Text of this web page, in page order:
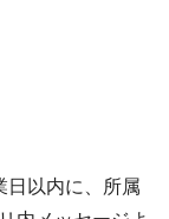
日以内に、所属